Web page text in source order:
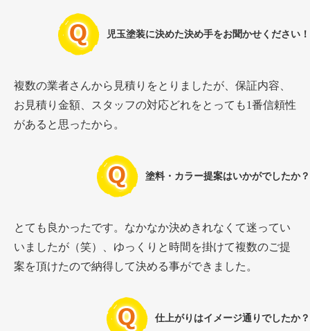
児玉塗装に決めた決め手をお聞かせください！
複数の業者さんから見積りをとりましたが、保証内容、
お見積り金額、スタッフの対応どれをとっても1番信頼性
があると思ったから。
塗料・カラー提案はいかがでしたか？
とても良かったです。なかなか決めきれなくて迷ってい
いましたが（笑）、ゆっくりと時間を掛けて複数のご提
案を頂けたので納得して決める事ができました。
仕上がりはイメージ通りでしたか？